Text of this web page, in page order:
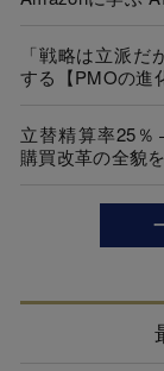
「戦略は立派
する【PMOの進
立替精算率25
購買改革の全貌